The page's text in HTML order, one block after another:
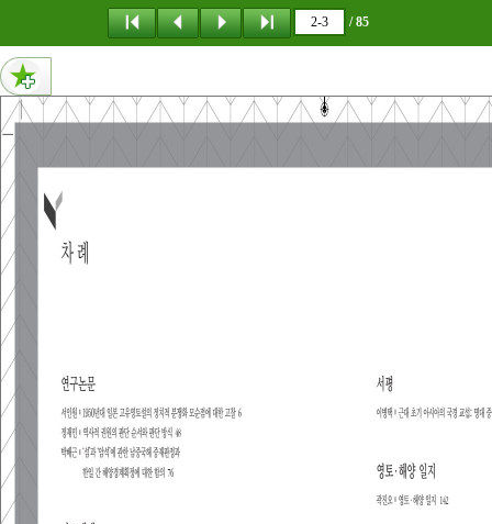
/ 85
2페이지 내용 : 차 례 연구논문 서인원Ⅰ1950년대 일본 고유영토설의 정치적 분쟁화 모순점에 대한 고찰 6 정재민Ⅰ역사적 권원의 판단 순서와 판단 방식 48 박배근Ⅰ‘섬’과 ‘암석’에 관한 남중국해 중재판정과 한일 간 해양경계획정에 대한 함의 76 사료해제 이원택Ⅰ 19세기 울릉도 수토 사료 해제 및 번역 114 서평 이병택Ⅰ근대 초기 아시아의 국경 교섭명대 중국과 월남의 사례 130 영토·해양 일지 곽진오Ⅰ영토·해양 일지 142 규정 및 규칙 편집위원회 규정 148 발행 및 심사규칙 150 투고 요령 154 연구윤리규정 158 동북아역사재단 연구윤리위원회 구성·운영 규칙 160 001005 15_앞부속.indd 2-3 2018-07-01 오후30600
3페이지 내용 : • 서인원┃1950년대 일본 고유영토 설의 정치적 분쟁화 모순점에 대한 고찰 • 정재민┃역사적 권원의 판단 순서 와 판단 방식 •  박배근┃‘섬’과 ‘암석’에 관한 남중 국해 중재판정과 한일 간 해양경계 획정에 대한 함의 연 구 논문 001005 15_앞부속.indd 4-5 2018-07-01 오후30600